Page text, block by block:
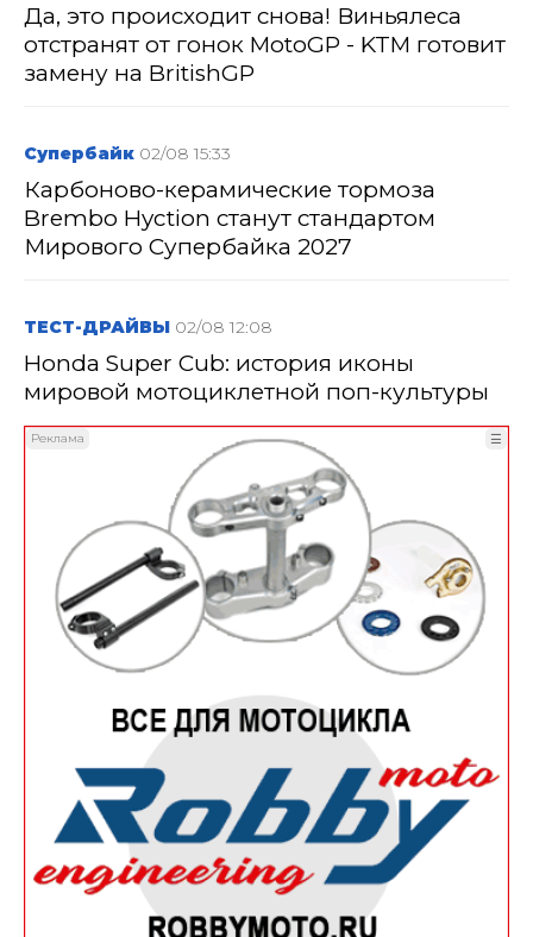
Да, это происходит снова! Виньялеса
отстранят от гонок MotoGP - KTM готовит
замену на BritishGP
Супербайк 02/08 15:33
Карбоново-керамические тормоза
Brembo Hyction станут стандартом
Мирового Супербайка 2027
ТЕСТ-ДРАЙВЫ 02/08 12:08
Honda Super Cub: история иконы
мировой мотоциклетной поп-культуры
Реклама ☰